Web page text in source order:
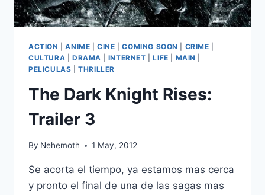
ACTION |ANIME |CINE |COMING SOON CRIME
CULTURA
DRAMA INTERNET |LIFE MAIN
PELICULAS |THRILLER
The Dark Knight Rises:
Trailer 3
By Nehemoth 1 May, 2012
Se acorta el tiempo, ya estamos mas cerca
y pronto el final de una de las sagas mas